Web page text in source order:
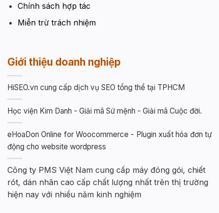
Chính sách hợp tác
Miễn trừ trách nhiệm
Giới thiệu doanh nghiệp
HiSEO.vn cung cấp dịch vụ SEO tổng thể tại TPHCM
Học viện Kim Danh - Giải mã Sứ mệnh - Giải mã Cuộc đời.
eHoaDon Online for Woocommerce - Plugin xuất hóa đơn tự
động cho website wordpress
Công ty PMS Việt Nam cung cấp máy đóng gói, chiết
rót, dán nhãn cao cấp chất lượng nhất trên thị trường
hiện nay với nhiều năm kinh nghiệm